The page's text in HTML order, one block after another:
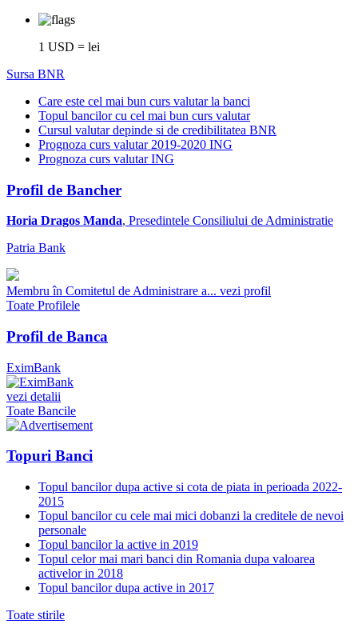
1 USD = lei
Sursa BNR
Care este cel mai bun curs valutar la banci
Topul bancilor cu cel mai bun curs valutar
Cursul valutar depinde si de credibilitatea BNR
Prognoza curs valutar 2019-2020 ING
Prognoza curs valutar ING
Profil de Bancher
Horia Dragos Manda, Presedintele Consiliului de Administratie
Patria Bank
Membru în Comitetul de Administrare a... vezi profil
Toate Profilele
Profil de Banca
EximBank
vezi detalii
Toate Bancile
Topuri Banci
Topul bancilor dupa active si cota de piata in perioada 2022-
2015
Topul bancilor cu cele mai mici dobanzi la creditele de nevoi
personale
Topul bancilor la active in 2019
Topul celor mai mari banci din Romania dupa valoarea
activelor in 2018
Topul bancilor dupa active in 2017
Toate stirile